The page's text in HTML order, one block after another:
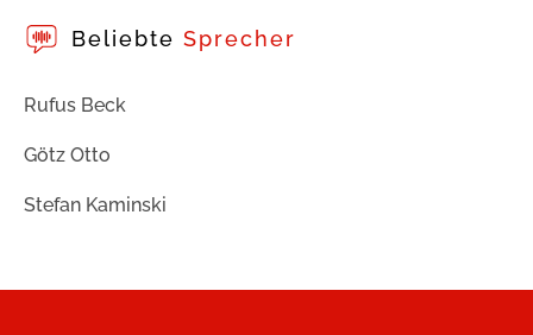
Beliebte Sprecher
Rufus Beck
Götz Otto
Stefan Kaminski